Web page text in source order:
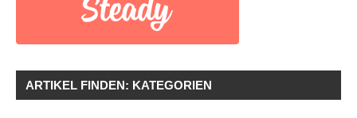
ARTIKEL FINDEN: KATEGORIEN